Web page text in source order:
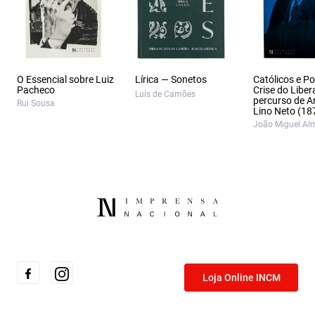
O Essencial sobre Luiz
Pacheco
Rui Sousa
Lírica — Sonetos
Luís de Camões
Católicos e
Crise do
percurso de
Lino Neto
João Miguel
Loja Online INCM